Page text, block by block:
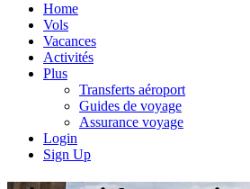
Home
Vols
Vacances
Activités
Plus
Transferts aéroport
Guides de voyage
Assurance voyage
Login
Sign Up